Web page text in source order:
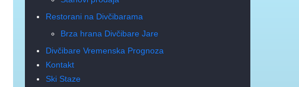
Restorani na Divčibarama
Brza hrana Divčibare Jare
Divčibare Vremenska Prognoza
Kontakt
Ski Staze